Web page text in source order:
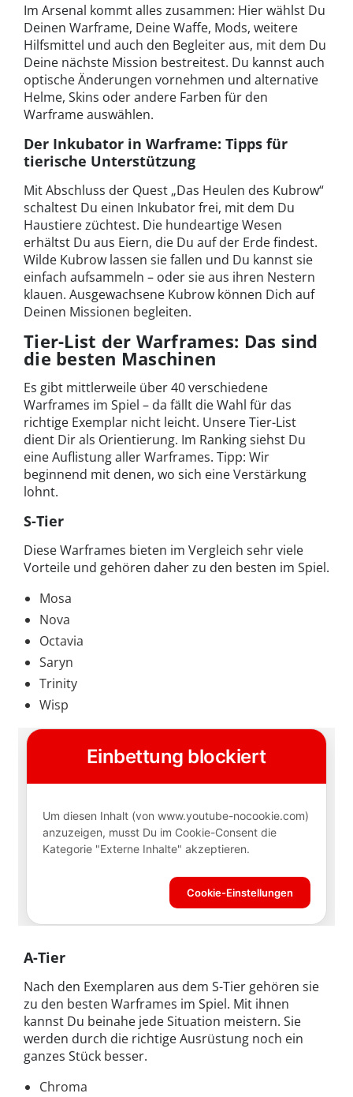
Im Arsenal kommt alles zusammen: Hier wählst Du
Deinen Warframe, Deine Waffe, Mods, weitere
Hilfsmittel und auch den Begleiter aus, mit dem Du
Deine nächste Mission bestreitest. Du kannst auch
optische Änderungen vornehmen und alternative
Helme, Skins oder andere Farben für den
Warframe auswählen.
Der Inkubator in Warframe: Tipps für
tierische Unterstützung
Mit Abschluss der Quest „Das Heulen des Kubrow“
schaltest Du einen Inkubator frei, mit dem Du
Haustiere züchtest. Die hundeartige Wesen
erhältst Du aus Eiern, die Du auf der Erde findest.
Wilde Kubrow lassen sie fallen und Du kannst sie
einfach aufsammeln – oder sie aus ihren Nestern
klauen. Ausgewachsene Kubrow können Dich auf
Deinen Missionen begleiten.
Tier-List der Warframes: Das sind
die besten Maschinen
Es gibt mittlerweile über 40 verschiedene
Warframes im Spiel – da fällt die Wahl für das
richtige Exemplar nicht leicht. Unsere Tier-List
dient Dir als Orientierung. Im Ranking siehst Du
eine Auflistung aller Warframes. Tipp: Wir
beginnend mit denen, wo sich eine Verstärkung
lohnt.
S-Tier
Diese Warframes bieten im Vergleich sehr viele
Vorteile und gehören daher zu den besten im Spiel.
Mosa
Nova
Octavia
Saryn
Trinity
Wisp
A-Tier
Nach den Exemplaren aus dem S-Tier gehören sie
zu den besten Warframes im Spiel. Mit ihnen
kannst Du beinahe jede Situation meistern. Sie
werden durch die richtige Ausrüstung noch ein
ganzes Stück besser.
Chroma